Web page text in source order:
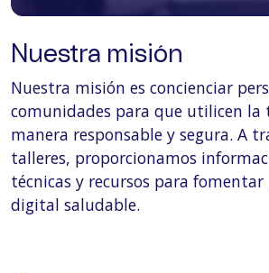
Nuestra misión
Nuestra misión es concienciar
comunidades para que utilicen la
manera responsable y segura. A
talleres, proporcionamos
técnicas y recursos para
digital saludable.